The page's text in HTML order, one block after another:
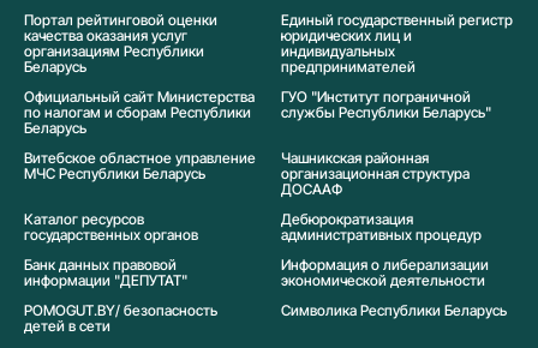
Портал рейтинговой оценки
качества оказания услуг
организациям Республики
Беларусь
Единый государственный регистр
юридических лиц и
индивидуальных
предпринимателей
Официальный сайт Министерства
по налогам и сборам Республики
Беларусь
ГУО "Институт пограничной
службы Республики Беларусь"
Витебское областное управление
МЧС Республики Беларусь
Чашникская районная
организационная структура
ДОСААФ
Каталог ресурсов
государственных органов
Дебюрократизация
административных процедур
Банк данных правовой
информации "ДЕПУТАТ"
Информация о либерализации
экономической деятельности
POMOGUT.BY/ безопасность
детей в сети
Символика Реcпублики Беларусь